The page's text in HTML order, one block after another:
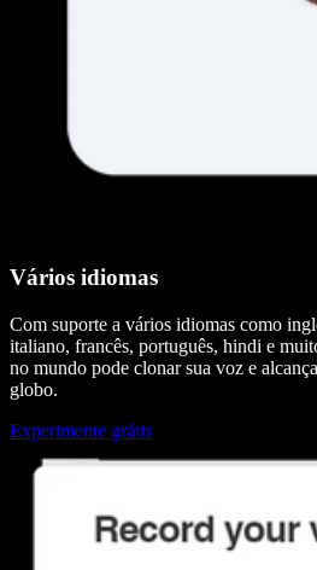
Vários idiomas
Com suporte a vários idiomas como
italiano, francês, português, hindi e
no mundo pode clonar sua voz e
globo.
Experimente grátis